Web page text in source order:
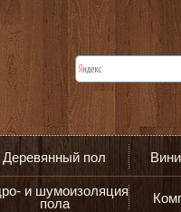
Деревянный пол
и шумоизоляция
пола